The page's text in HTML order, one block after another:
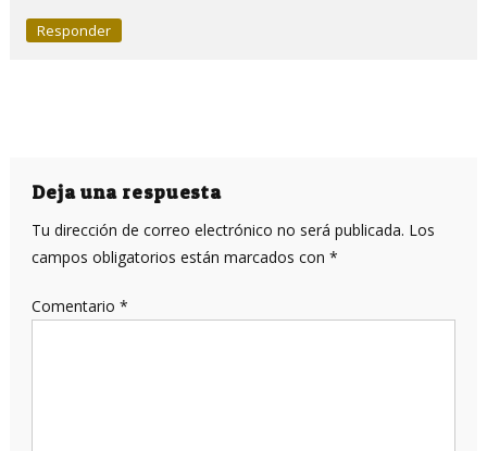
Responder
Deja una respuesta
Tu dirección de correo electrónico no será publicada. Los
campos obligatorios están marcados con *
Comentario *